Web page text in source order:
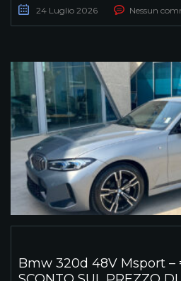
24 Luglio 2026 Nessun
Bmw 320d 48V Msport –